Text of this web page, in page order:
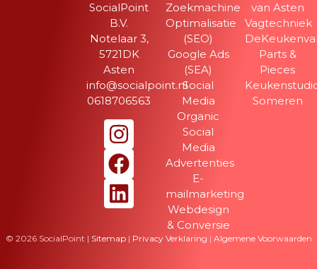
SocialPoint
B.V.
Notelaar 3,
5721DK
Asten
info@socialpoint.nl
0618706563
Zoekmachine
Optimalisatie
(SEO)
Google Ads
(SEA)
Social
Media
Organic
Social
Media
Advertenties
E-
mailmarketing
Webdesign
& Conversie
van Asten
Vagtechniek
Parts &
Pieces
Someren
© 2026 SocialPoint | Sitemap| Privacy Verklaring | Algemene Voorwaarden